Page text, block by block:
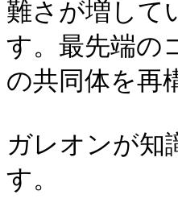
難さが増して
す。最先端の
の共同体を再
ガレオンが知
す。